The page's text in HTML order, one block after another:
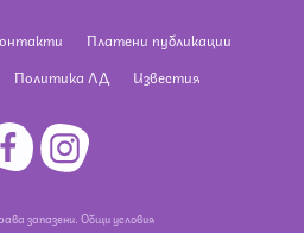
Платени публикации
Политика ЛД Известия
запазени. Общи условия